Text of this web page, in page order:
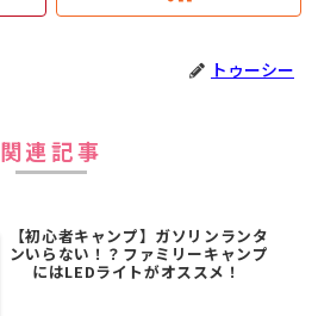
トゥーシー
関連記事
【初心者キャンプ】ガソリンランタ
ンいらない！？ファミリーキャンプ
にはLEDライトがオススメ！